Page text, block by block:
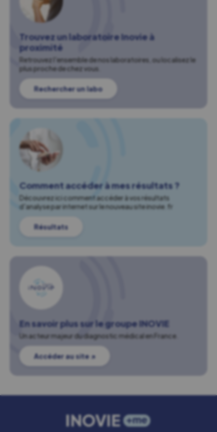
Trouvez un laboratoire Inovie à
proximité
Retrouvez l'ensemble de nos laboratoires, ou localisez le
plus proche de chez vous.
Rechercher un labo
Comment accéder à mes résultats ?
Découvrez ici comment accéder à vos résultats
d'analyse par internet sur le nouveau site inovie.fr
Résultats
En savoir plus sur le groupe INOVIE
Un acteur majeur du diagnostic médical en France.
Accéder au site ↗